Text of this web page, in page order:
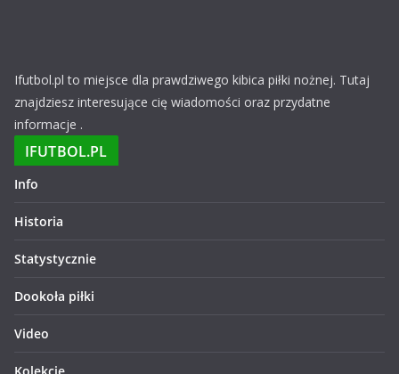
Ifutbol.pl to miejsce dla prawdziwego kibica piłki nożnej. Tutaj
znajdziesz interesujące cię wiadomości oraz przydatne
informacje .
IFUTBOL.PL
Info
Historia
Statystycznie
Dookoła piłki
Video
Kolekcje